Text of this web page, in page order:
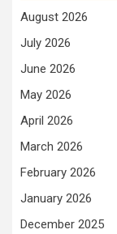
August 2026
July 2026
June 2026
May 2026
April 2026
March 2026
February 2026
January 2026
December 2025